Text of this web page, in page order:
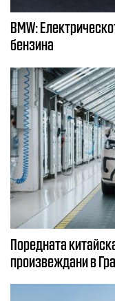
BMW:
бензина
Поредната
произвеждани в